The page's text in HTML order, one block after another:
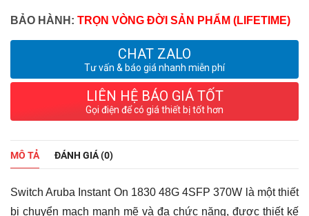
BẢO HÀNH: TRỌN VÒNG ĐỜI SẢN PHẨM (LIFETIME)
CHAT ZALO
Tư vấn & báo giá nhanh miễn phí
LIÊN HỆ BÁO GIÁ TỐT
Gọi điện để có giá thiết bị tốt hơn
MÔ TẢ ĐÁNH GIÁ (0)
Switch Aruba Instant On 1830 48G 4SFP 370W là một thiết
bị chuyển mạch mạnh mẽ và đa chức năng, được thiết kế